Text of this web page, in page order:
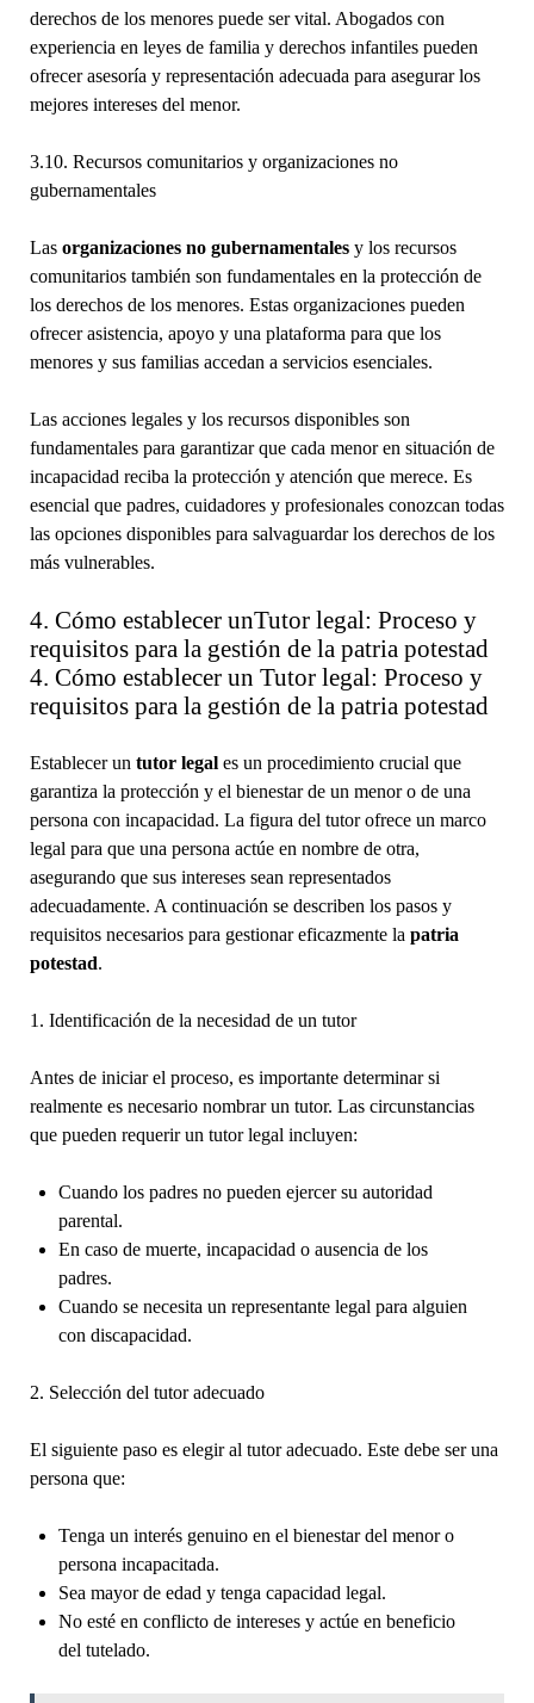
derechos de los menores puede ser vital. Abogados con
experiencia en leyes de familia y derechos infantiles pueden
ofrecer asesoría y representación adecuada para asegurar los
mejores intereses del menor.
3.10. Recursos comunitarios y organizaciones no
gubernamentales
Las organizaciones no gubernamentalesy los recursos
comunitarios también son fundamentales en la protección de
los derechos de los menores. Estas organizaciones pueden
ofrecer asistencia, apoyo y una plataforma para que los
menores y sus familias accedan a servicios esenciales.
Las acciones legales y los recursos disponibles son
fundamentales para garantizar que cada menor en situación de
incapacidad reciba la protección y atención que merece. Es
esencial que padres, cuidadores y profesionales conozcan todas
las opciones disponibles para salvaguardar los derechos de los
más vulnerables.
4. Cómo establecer unTutor legal: Proceso y
requisitos para la gestión de la patria potestad
4. Cómo establecer un Tutor legal: Proceso y
requisitos para la gestión de la patria potestad
Establecer un tutor legales un procedimiento crucial que
garantiza la protección y el bienestar de un menor o de una
persona con incapacidad. La figura del tutor ofrece un marco
legal para que una persona actúe en nombre de otra,
asegurando que sus intereses sean representados
adecuadamente. A continuación se describen los pasos y
requisitos necesarios para gestionar eficazmente la patria
potestad.
1. Identificación de la necesidad de un tutor
Antes de iniciar el proceso, es importante determinar si
realmente es necesario nombrar un tutor. Las circunstancias
que pueden requerir un tutor legal incluyen:
Cuando los padres no pueden ejercer su autoridad
parental.
En caso de muerte, incapacidad o ausencia de los
padres.
Cuando se necesita un representante legal para alguien
con discapacidad.
2. Selección del tutor adecuado
El siguiente paso es elegir al tutor adecuado. Este debe ser una
persona que:
Tenga un interés genuino en el bienestar del menor o
persona incapacitada.
Sea mayor de edad y tenga capacidad legal.
No esté en conflicto de intereses y actúe en beneficio
del tutelado.